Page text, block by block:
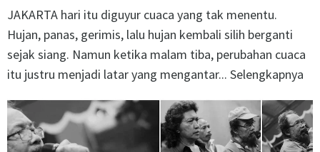
JAKARTA hari itu diguyur cuaca yang tak menentu.
Hujan, panas, gerimis, lalu hujan kembali silih berganti
sejak siang. Namun ketika malam tiba, perubahan cuaca
itu justru menjadi latar yang mengantar... Selengkapnya